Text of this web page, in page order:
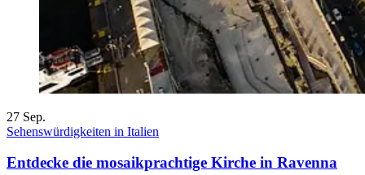
27 Sep.
Sehenswürdigkeiten in Italien
Entdecke die mosaikprachtige Kirche in Ravenna